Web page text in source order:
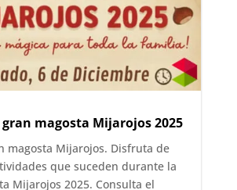
magosta Mijarojos 2025
magosta Mijarojos. Disfruta de
que suceden durante la
Mijarojos 2025. Consulta el